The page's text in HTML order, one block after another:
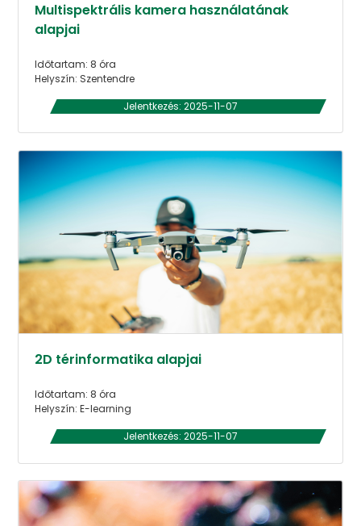
Multispektrális kamera használatának
alapjai
Időtartam: 8 óra
Helyszín: Szentendre
Jelentkezés: 2025-11-07
2D térinformatika alapjai
Időtartam: 8 óra
Helyszín: E-learning
Jelentkezés: 2025-11-07